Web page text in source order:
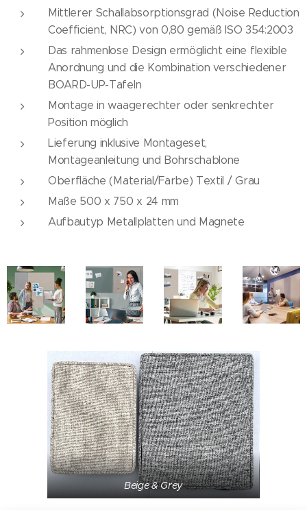
Mittlerer Schallabsorptionsgrad (Noise Reduction
Coefficient, NRC) von 0,80 gemäß ISO 354:2003
Das rahmenlose Design ermöglicht eine flexible
Anordnung und die Kombination verschiedener
BOARD-UP-Tafeln
Montage in waagerechter oder senkrechter
Position möglich
Lieferung inklusive Montageset,
Montageanleitung und Bohrschablone
Oberfläche (Material/Farbe) Textil / Grau
Maße 500 x 750 x 24 mm
Aufbautyp Metallplatten und Magnete
Beige & Grey